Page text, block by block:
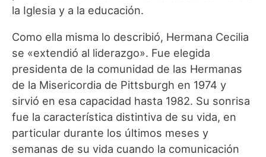
la Iglesia y a la educación.
Como ella misma lo describió, Hermana Cecilia
se «extendió al liderazgo». Fue elegida
presidenta de la comunidad de las Hermanas
de la Misericordia de Pittsburgh en 1974 y
sirvió en esa capacidad hasta 1982. Su sonrisa
fue la característica distintiva de su vida, en
particular durante los últimos meses y
semanas de su vida cuando la comunicación